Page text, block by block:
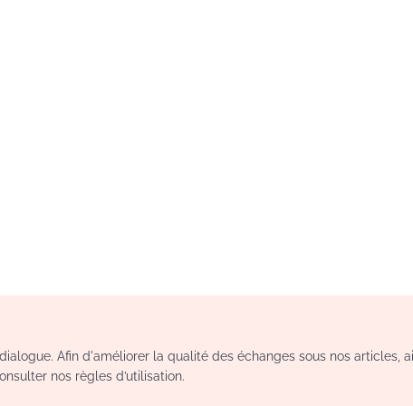
Afin d'améliorer la qualité des échanges sous nos articles,
nos règles d’utilisation.